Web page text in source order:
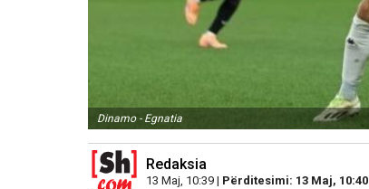
Dinamo - Egnatia
Redaksia
13 Maj, 10:39 | Përditesimi: 13 Maj, 10:40